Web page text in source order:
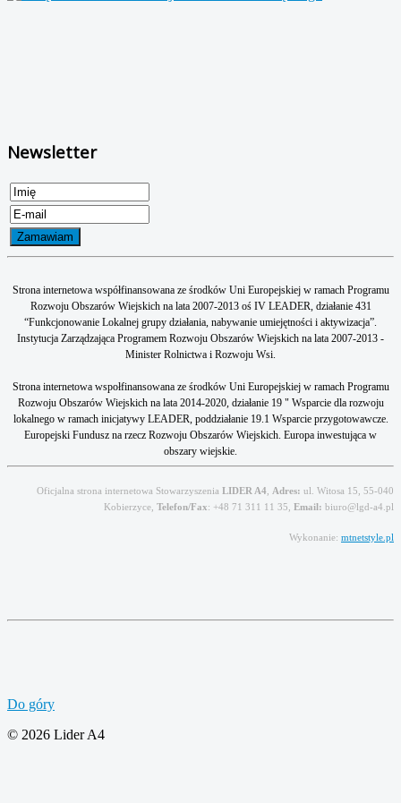
Newsletter
Strona internetowa współfinansowana ze środków Uni Europejskiej w ramach Programu
Rozwoju Obszarów Wiejskich na lata 2007-2013 oś IV LEADER, działanie 431
“Funkcjonowanie Lokalnej grupy działania, nabywanie umiejętności i aktywizacja”.
Instytucja Zarządzająca Programem Rozwoju Obszarów Wiejskich na lata 2007-2013 -
Minister Rolnictwa i Rozwoju Wsi.
Strona internetowa wspołfinansowana ze środków Uni Europejskiej w ramach Programu
Rozwoju Obszarów Wiejskich na lata 2014-2020, działanie 19 " Wsparcie dla rozwoju
lokalnego w ramach inicjatywy LEADER, poddziałanie 19.1 Wsparcie przygotowawcze.
Europejski Fundusz na rzecz Rozwoju Obszarów Wiejskich. Europa inwestująca w
obszary wiejskie.
Oficjalna strona internetowa Stowarzyszenia LIDER A4 Adres: ul. Witosa 15, 55-040
Kobierzyce, Telefon/Fax: +48 71 311 11 35, Email: biuro@lgd-a4.pl
Wykonanie: mtnetstyle.pl
Do góry
© 2026 Lider A4